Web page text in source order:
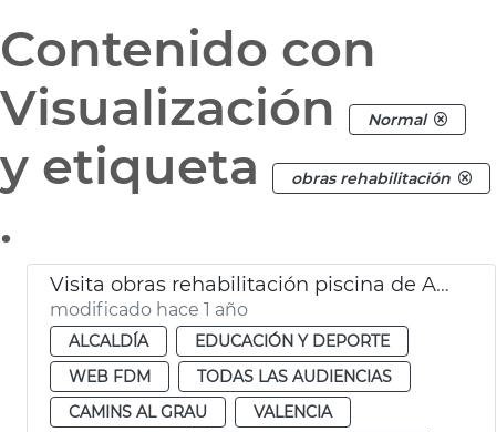
Contenido con
Visualización
Normal
y etiqueta obras rehabilitación
.
Visita obras rehabilitación piscina de Ayora
modificado hace 1 año
ALCALDÍA
EDUCACIÓN Y DEPORTE
WEB FDM
TODAS LAS AUDIENCIAS
CAMINS AL GRAU
VALENCIA